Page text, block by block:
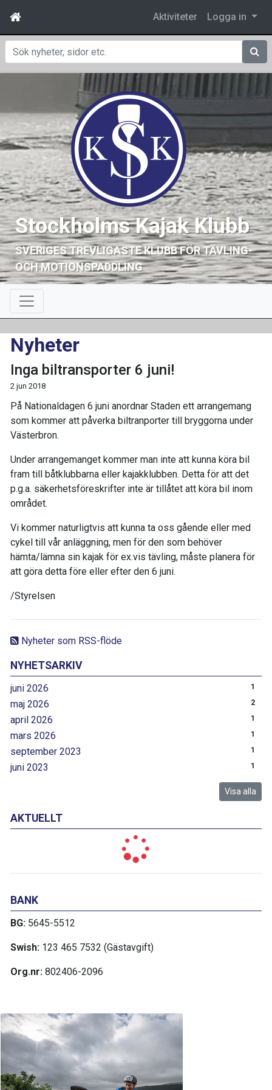
Aktiviteter Logga in
Sök
Stockholms Kajak Klubb
SVERIGES TREVLIGASTE KLUBB FÖR TÄVLING-
OCH MOTIONSPADDLING
Nyheter som RSS-flöde
NYHETSARKIV
juni 2026 1
maj 2026 2
april 2026 1
mars 2026 1
september 2023 1
juni 2023 1
Visa alla
AKTUELLT
BANK
BG: 5645-5512
Swish: 123 465 7532 (Gästavgift)
Org.nr: 802406-2096
Nyheter
Inga biltransporter 6 juni!
2 jun 2018
På Nationaldagen 6 juni anordnar Staden ett arrangemang
som kommer att påverka biltranporter till bryggorna under
Västerbron.
Under arrangemanget kommer man inte att kunna köra bil
fram till båtklubbarna eller kajakklubben. Detta för att det
p.g.a. säkerhetsföreskrifter inte är tillåtet att köra bil inom
området.
Vi kommer naturligtvis att kunna ta oss gående eller med
cykel till vår anläggning, men för den som behöver
hämta/lämna sin kajak för ex.vis tävling, måste planera för
att göra detta före eller efter den 6 juni.
/Styrelsen